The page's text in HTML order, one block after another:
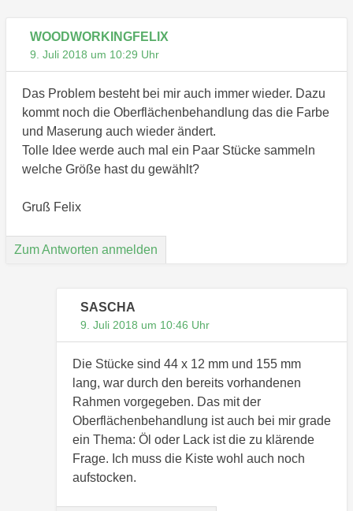
WOODWORKINGFELIX
9. Juli 2018 um 10:29 Uhr
Das Problem besteht bei mir auch immer wieder. Dazu
kommt noch die Oberflächenbehandlung das die Farbe
und Maserung auch wieder ändert.
Tolle Idee werde auch mal ein Paar Stücke sammeln
welche Größe hast du gewählt?
Gruß Felix
Zum Antworten anmelden
SASCHA
9. Juli 2018 um 10:46 Uhr
Die Stücke sind 44 x 12 mm und 155 mm
lang, war durch den bereits vorhandenen
Rahmen vorgegeben. Das mit der
Oberflächenbehandlung ist auch bei mir grade
ein Thema: Öl oder Lack ist die zu klärende
Frage. Ich muss die Kiste wohl auch noch
aufstocken.